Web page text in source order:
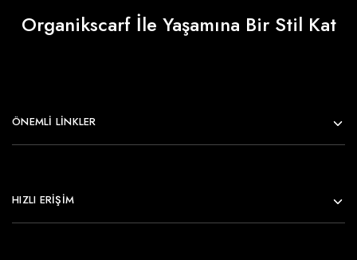
Organikscarf İle Yaşamına Bir Stil Kat
ÖNEMLI LINKLER
HIZLI ERİŞİM